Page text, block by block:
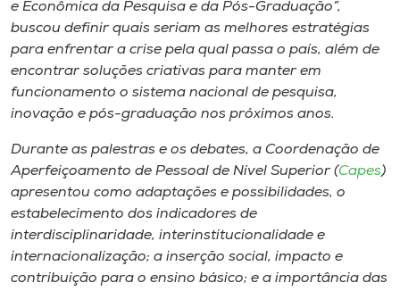
e Econômica da Pesquisa e da Pós-Graduação”,
buscou definir quais seriam as melhores estratégias
para enfrentar a crise pela qual passa o país, além de
encontrar soluções criativas para manter em
funcionamento o sistema nacional de pesquisa,
inovação e pós-graduação nos próximos anos.
Durante as palestras e os debates, a Coordenação de
Aperfeiçoamento de Pessoal de Nível Superior (Capes)
apresentou como adaptações e possibilidades, o
estabelecimento dos indicadores de
interdisciplinaridade, interinstitucionalidade e
internacionalização; a inserção social, impacto e
contribuição para o ensino básico; e a importância das